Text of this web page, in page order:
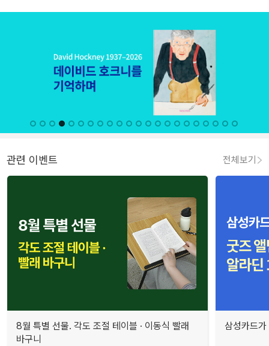
관련 이벤트 전체보기
8월 특별 선물. 각도 조절 테이블 · 이동식 빨래
바구니
삼성카드